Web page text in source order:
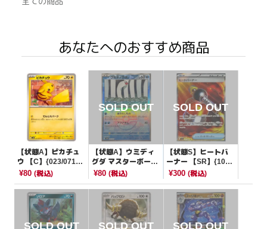
あなたへのおすすめ商品
【状態A】ピカチュ
ウ 【C】{023/071}
[SV5M]
¥80 (税込)
【状態A】ウミディ
グダ マスターボール
ミラー【-】{042/18
¥80(税込)
【状態S】ヒートバ
ーナー 【SR】{101/
080}[M2]
¥300 (税込)